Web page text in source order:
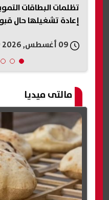
تظلمات البطاقات
إعادة تشغيلها حال
مالتى ميديا